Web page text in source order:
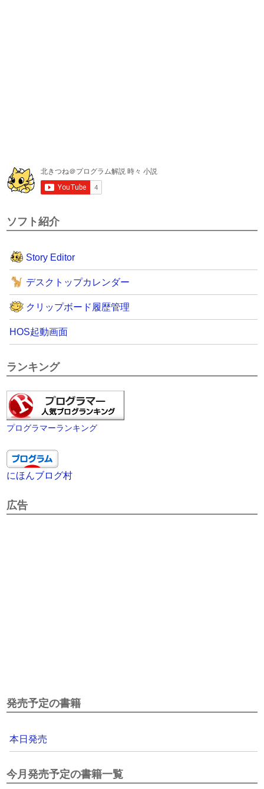
ソフト紹介
Story Editor
デスクトップカレンダー
クリップボード履歴管理
HOS起動画面
ランキング
プログラマーランキング
にほんブログ村
広告
発売予定の書籍
本日発売
今月発売予定の書籍一覧